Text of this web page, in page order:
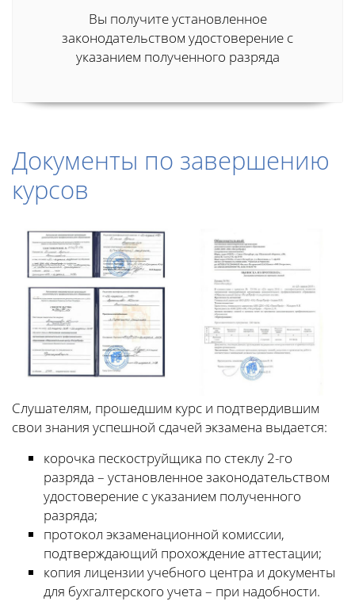
Вы получите установленное
законодательством удостоверение с
указанием полученного разряда
Документы по завершению
курсов
Слушателям, прошедшим курс и подтвердившим
свои знания успешной сдачей экзамена выдается:
корочка пескоструйщика по стеклу 2-го
разряда – установленное законодательством
удостоверение с указанием полученного
разряда;
протокол экзаменационной комиссии,
подтверждающий прохождение аттестации;
копия лицензии учебного центра и документы
для бухгалтерского учета – при надобности.